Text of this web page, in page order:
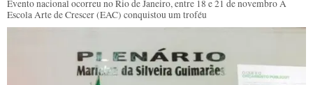
Evento nacional ocorreu no Rio de Janeiro, entre 18 e 21 de novembro A
Escola Arte de Crescer (EAC) conquistou um troféu